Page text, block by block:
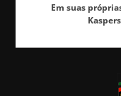
Em suas